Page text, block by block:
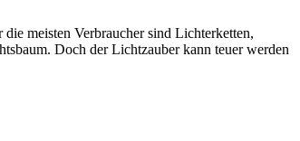
meisten Verbraucher sind Lichterketten,
Doch der Lichtzauber kann teuer werden